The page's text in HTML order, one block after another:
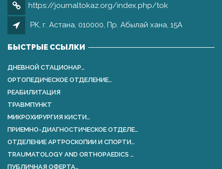
https://journaltokaz.org/index.php/tok
РК, г. Астана, 010000, Пр. Абылай хана, 15А
БЫСТРЫЕ ССЫЛКИ
ДНЕВНОЙ СТАЦИОНАР…
ОРТОПЕДИЧЕСКОЕ ОТДЕЛЕНИЕ…
РЕАБИЛИТАЦИЯ
ТРАВМПУНКТ
МИКРОХИРУРГИЯ КИСТИ…
ПРИЕМНО-ДИАГНОСТИЧЕСКОЕ ОТДЕЛЕ…
ОТДЕЛЕНИЕ АРТРОСКОПИИ И СПОРТИ…
TRAUMATOLOGY AND ORTHOPАEDICS …
ПУБЛИЧНАЯ ОФЕРТА…